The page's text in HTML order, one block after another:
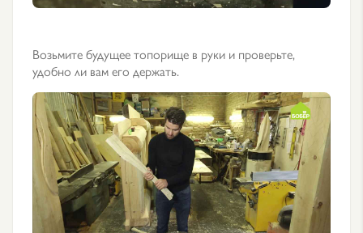
Возьмите будущее топорище в руки и проверьте,
удобно ли вам его держать.